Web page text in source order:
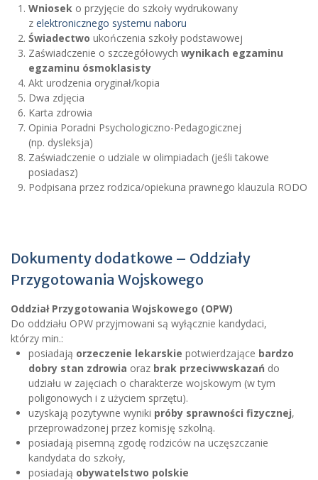
Wniosek o przyjęcie do szkoły wydrukowany
z elektronicznego systemu naboru
Świadectwo ukończenia szkoły podstawowej
Zaświadczenie o szczegółowych wynikach egzaminu
egzaminu ósmoklasisty
Akt urodzenia oryginał/kopia
Dwa zdjęcia
Karta zdrowia
Opinia Poradni Psychologiczno-Pedagogicznej
(np. dysleksja)
Zaświadczenie o udziale w olimpiadach (jeśli takowe
posiadasz)
Podpisana przez rodzica/opiekuna prawnego klauzula RODO
Dokumenty dodatkowe – Oddziały
Przygotowania Wojskowego
Oddział Przygotowania Wojskowego (OPW)
Do oddziału OPW przyjmowani są wyłącznie kandydaci,
którzy min.:
posiadają orzeczenie lekarskie potwierdzające bardzo
dobry stan zdrowia oraz brak przeciwwskazań do
udziału w zajęciach o charakterze wojskowym (w tym
poligonowych i z użyciem sprzętu).
uzyskają pozytywne wyniki próby sprawności fizycznej,
przeprowadzonej przez komisję szkolną.
posiadają pisemną zgodę rodziców na uczęszczanie
kandydata do szkoły,
posiadają obywatelstwo polskie